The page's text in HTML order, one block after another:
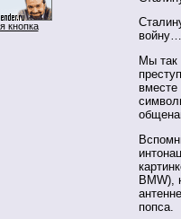
кнопка
войну…
Мы так
BMW),
попса.